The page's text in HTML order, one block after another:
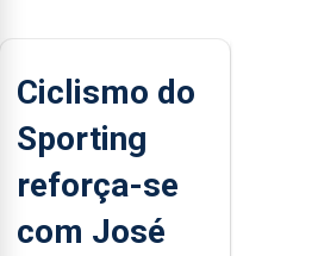
Ciclismo do
Sporting
reforça-se
com José